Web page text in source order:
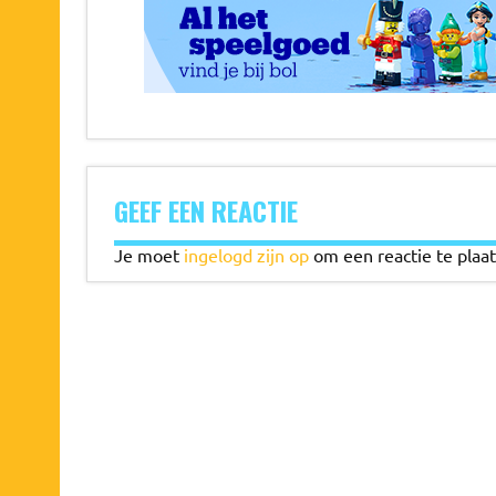
GEEF EEN REACTIE
Je moet ingelogd zijn opom een reactie te